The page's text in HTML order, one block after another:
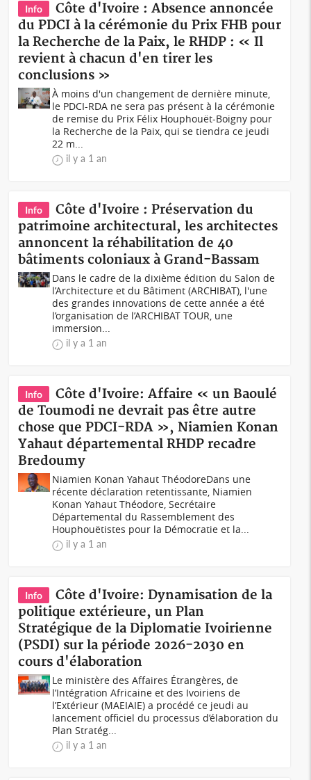
Info
Côte d'Ivoire : Absence annoncée
du PDCI à la cérémonie du Prix FHB pour
la Recherche de la Paix, le RHDP : « Il
revient à chacun d'en tirer les
conclusions »
À moins d'un changement de dernière minute,
le PDCI-RDA ne sera pas présent à la cérémonie
de remise du Prix Félix Houphouët-Boigny pour
la Recherche de la Paix, qui se tiendra ce jeudi
22 m...
il y a 1 an
Info
Côte d'Ivoire : Préservation du
patrimoine architectural, les architectes
annoncent la réhabilitation de 40
bâtiments coloniaux à Grand-Bassam
Dans le cadre de la dixième édition du Salon de
l’Architecture et du Bâtiment (ARCHIBAT), l'une
des grandes innovations de cette année a été
l’organisation de l’ARCHIBAT TOUR, une
immersion...
il y a 1 an
Info
Côte d'Ivoire: Affaire « un Baoulé
de Toumodi ne devrait pas être autre
chose que PDCI-RDA », Niamien Konan
Yahaut départemental RHDP recadre
Bredoumy
Niamien Konan Yahaut ThéodoreDans une
récente déclaration retentissante, Niamien
Konan Yahaut Théodore, Secrétaire
Départemental du Rassemblement des
Houphouëtistes pour la Démocratie et la...
il y a 1 an
Info
Côte d'Ivoire: Dynamisation de la
politique extérieure, un Plan
Stratégique de la Diplomatie Ivoirienne
(PSDI) sur la période 2026-2030 en
cours d'élaboration
Le ministère des Affaires Étrangères, de
l’Intégration Africaine et des Ivoiriens de
l’Extérieur (MAEIAIE) a procédé ce jeudi au
lancement officiel du processus d’élaboration du
Plan Stratég...
il y a 1 an